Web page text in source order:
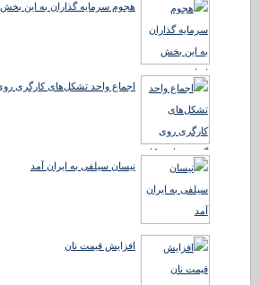
هجوم سرمایه گذاران به این بخش
اجماع واحد تشکل‌های کارگری روی
نیسان سیلفی به ایران آمد
افزایش قیمت نان